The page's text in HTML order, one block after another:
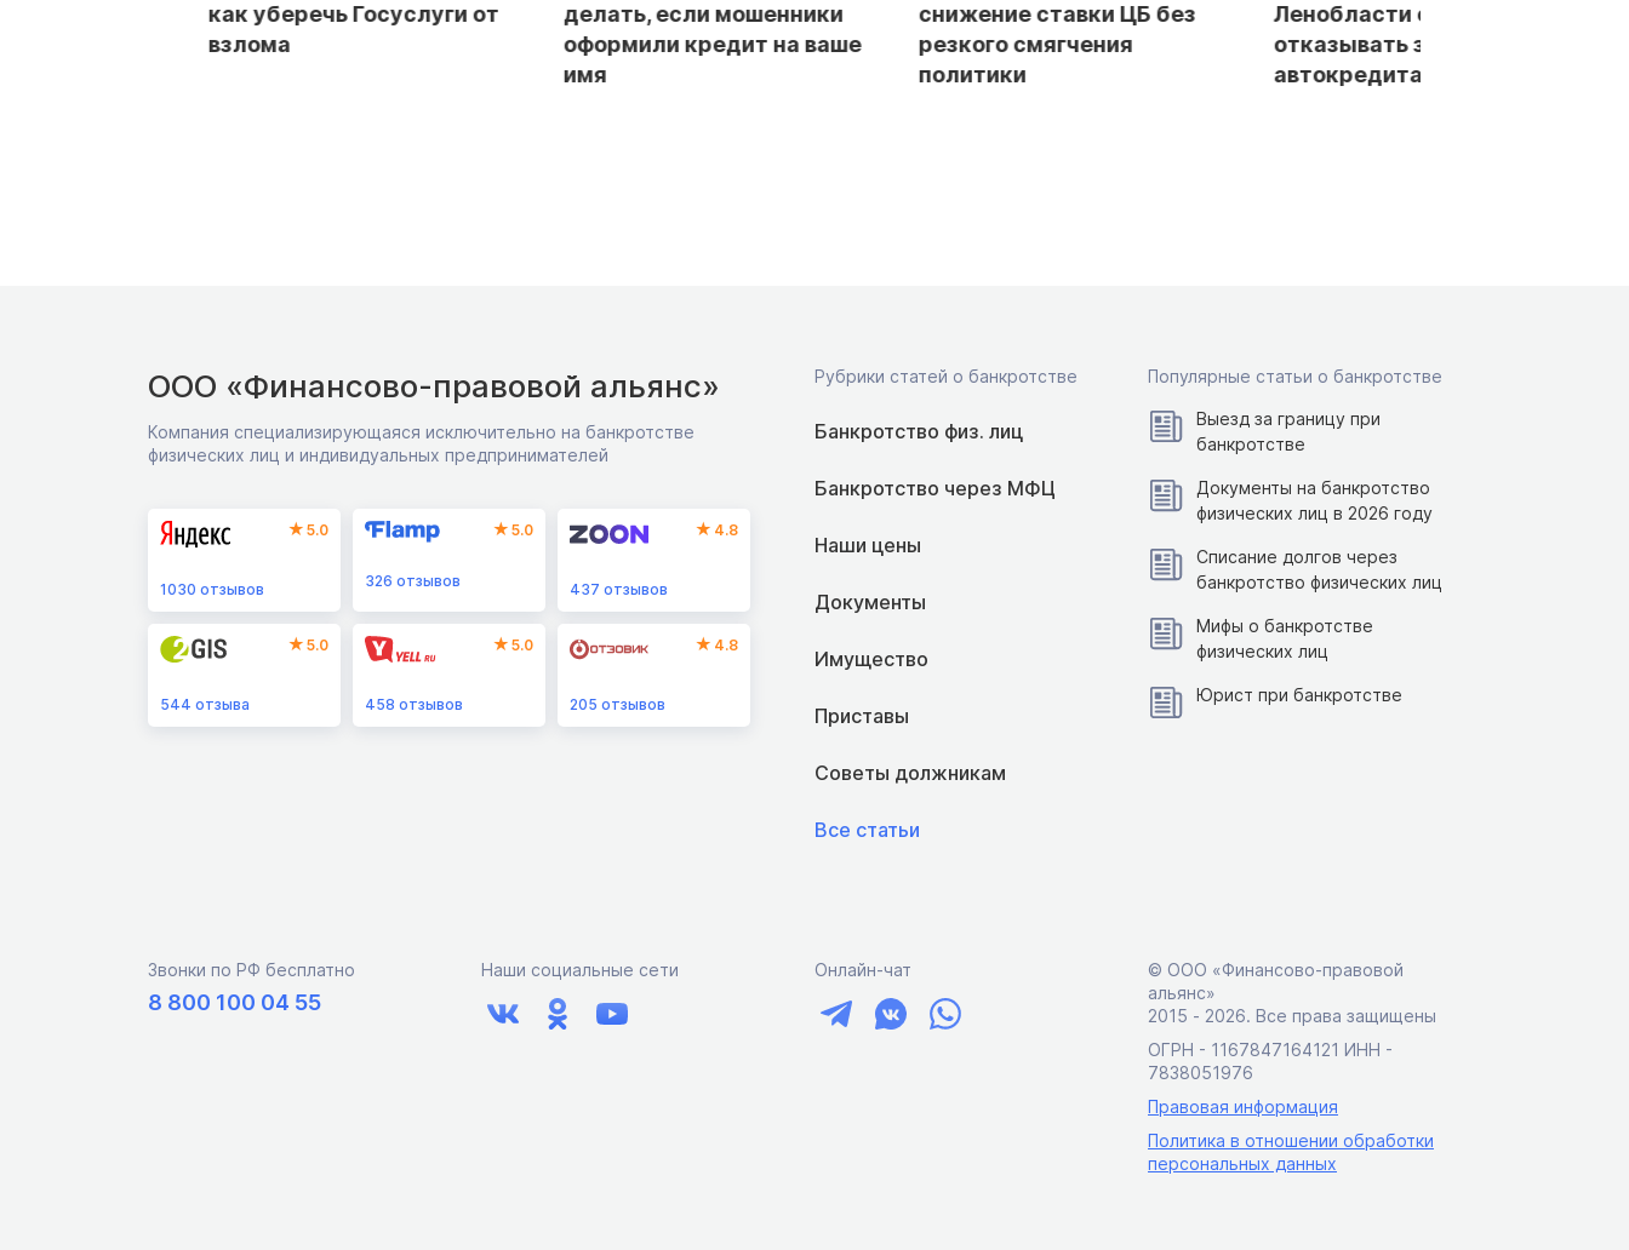
как уберечь Госуслуги от
взлома
делать, если мошенники
оформили кредит на ваше
имя
снижение ставки ЦБ без
резкого смягчения
политики
Ленобласти стали чаще
отказывать заемщикам в
автокредитах
ООО «Финансово-правовой альянс»
Компания специализирующаяся исключительно на банкротстве
физических лиц и индивидуальных предпринимателей
5.0
1030 отзывов
5.0
326 отзывов
4.8
437 отзывов
5.0
544 отзыва
5.0
458 отзывов
4.8
205 отзывов
Рубрики статей о банкротстве
Банкротство физ. лиц
Банкротство через МФЦ
Наши цены
Документы
Имущество
Приставы
Советы должникам
Все статьи
Популярные статьи о банкротстве
Выезд за границу при
банкротстве
Документы на банкротство
физических лиц в 2026 году
Списание долгов через
банкротство физических лиц
Мифы о банкротстве
физических лиц
Юрист при банкротстве
Звонки по РФ бесплатно
8 800 100 04 55
Наши социальные сети Онлайн-чат
© ООО «Финансово-правовой
альянс»
2015 ‑ 2026. Все права защищены
ОГРН - 1167847164121 ИНН -
7838051976
Правовая информация
Политика в отношении обработки
персональных данных